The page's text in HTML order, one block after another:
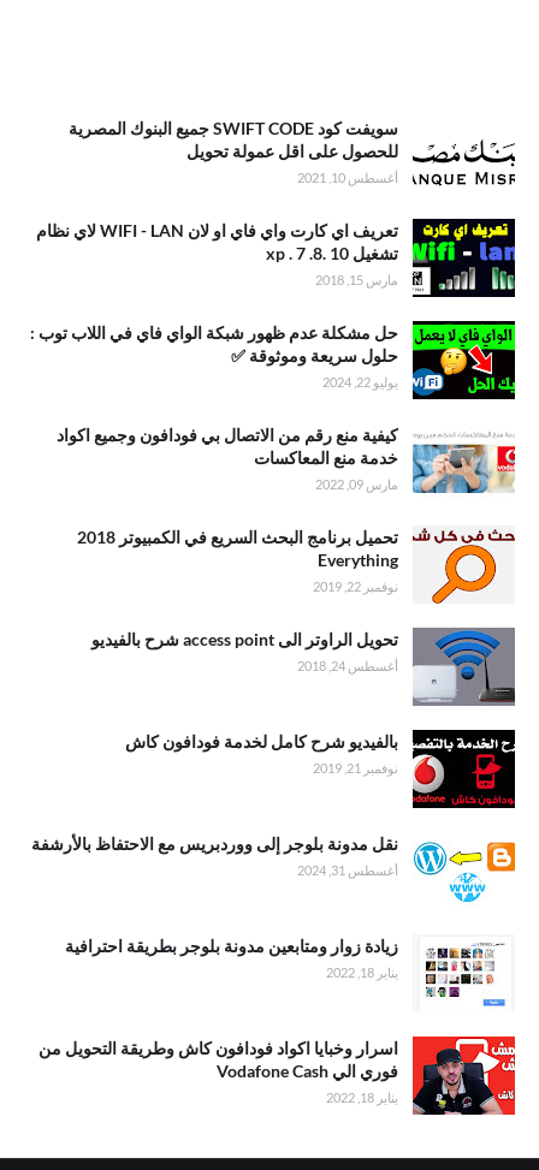
سويفت كود SWIFT CODE جميع البنوك المصرية
للحصول على اقل عمولة تحويل
أغسطس 10, 2021
تعريف اي كارت واي فاي او لان WIFI - LAN لاي نظام
تشغيل xp . 7 .8. 10
مارس 15, 2018
حل مشكلة عدم ظهور شبكة الواي فاي في اللاب توب :
حلول سريعة وموثوقة ✅
يوليو 22, 2024
كيفية منع رقم من الاتصال بي فودافون وجميع اكواد
خدمة منع المعاكسات
مارس 09, 2022
تحميل برنامج البحث السريع في الكمبيوتر 2018
Everything
نوفمبر 22, 2019
تحويل الراوتر الى access point شرح بالفيديو
أغسطس 24, 2018
بالفيديو شرح كامل لخدمة فودافون كاش
نوفمبر 21, 2019
نقل مدونة بلوجر إلى ووردبريس مع الاحتفاظ بالأرشفة
أغسطس 31, 2024
زيادة زوار ومتابعين مدونة بلوجر بطريقة احترافية
يناير 18, 2022
اسرار وخبايا اكواد فودافون كاش وطريقة التحويل من
فوري الي Vodafone Cash
يناير 18, 2022